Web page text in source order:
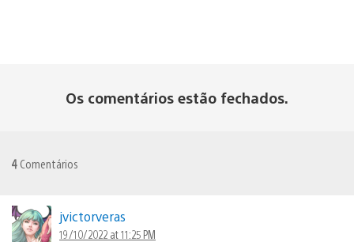
Os comentários estão fechados.
4 Comentários
jvictorveras
19/10/2022 at 11:25 PM